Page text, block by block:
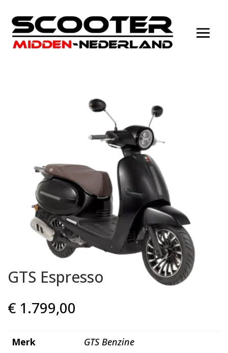
GTS Espresso
€ 1.799,00
Merk
GTS Benzine